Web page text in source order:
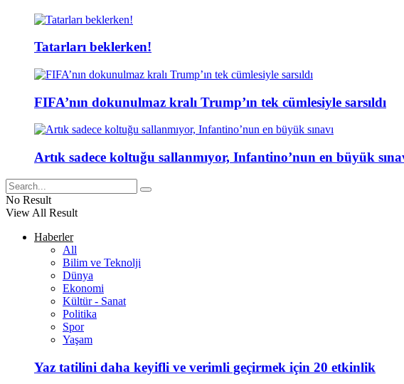
Tatarları beklerken!
FIFA’nın dokunulmaz kralı Trump’ın tek cümlesiyle sarsıldı
Artık sadece koltuğu sallanmıyor, Infantino’nun en büyük
No Result
View All Result
Haberler
All
Bilim ve Teknolji
Dünya
Ekonomi
Kültür - Sanat
Politika
Spor
Yaşam
Yaz tatilini daha keyifli ve verimli geçirmek için 20 etkinlik